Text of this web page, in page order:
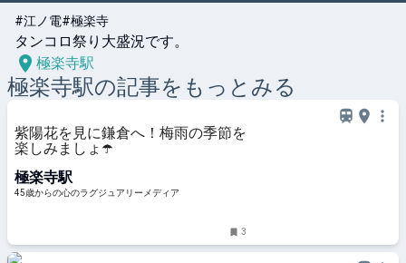
#江ノ電#極楽寺
タンコロ祭り大盛況です。
極楽寺駅
極楽寺駅の記事をもっとみる
紫陽花を見に鎌倉へ！梅雨の季節を
楽しみましょ☂️
極楽寺駅
45歳からの心のラグジュアリーメディア
3